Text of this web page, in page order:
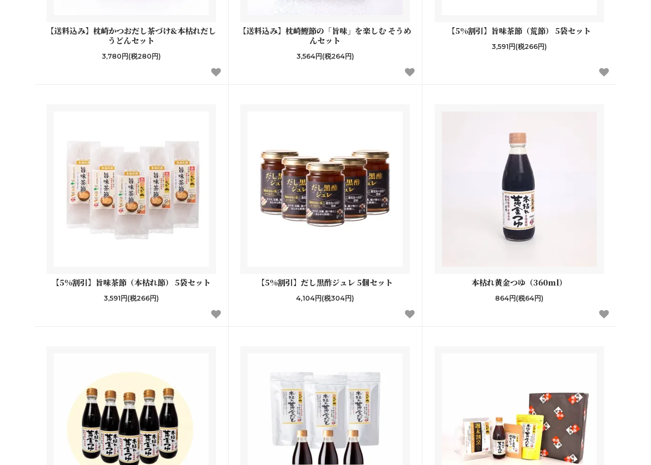
【送料込み】枕崎かつおだし茶づけ&本枯れだし
うどんセット
3,780円(税280円)
【送料込み】枕崎鰹節の「旨味」を楽しむ そうめ
んセット
3,564円(税264円)
【5%割引】旨味茶節（荒節） 5袋セット
3,591円(税266円)
【5%割引】旨味茶節（本枯れ節） 5袋セット
3,591円(税266円)
【5%割引】だし黒酢ジュレ 5個セット
4,104円(税304円)
本枯れ黄金つゆ（360ml）
864円(税64円)